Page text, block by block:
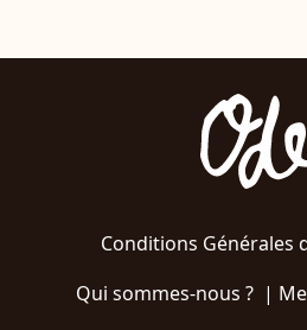
Conditions Générales
Qui sommes-nous ?|